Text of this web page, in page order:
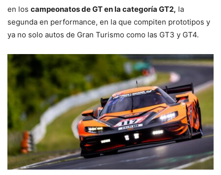
en los campeonatos de GT en la categoría GT2, la
segunda en performance, en la que compiten prototipos y
ya no solo autos de Gran Turismo como las GT3 y GT4.